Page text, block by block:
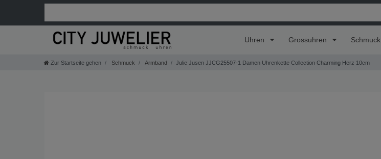
Uhren Grossuhren Schmuck
Zur Startseite gehen Schmuck Armband Julie Jusen JJCG25507-1 Damen Uhrenkette Collection Charming Herz 10cm